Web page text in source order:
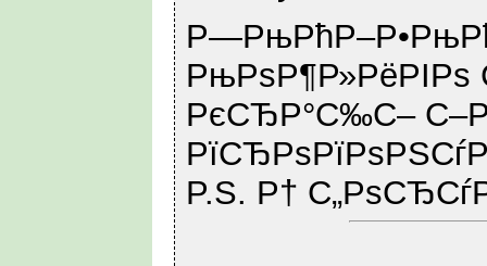
РњРѕР¶Р»РёРІРѕ
РєСЂР°С‰С–
P.S. Р†